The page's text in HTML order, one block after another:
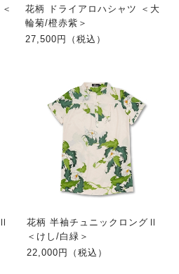
花柄 ドライアロハシャツ ＜大
輪菊/橙赤紫＞
27,500円（税込）
花柄 半袖チュニックロングⅡ
＜けし/白緑＞
22,000円（税込）